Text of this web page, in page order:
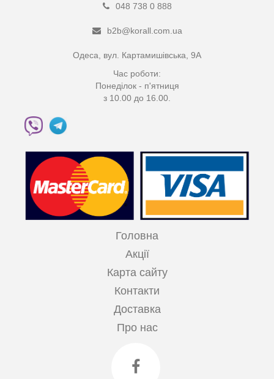
048 738 0 888
b2b@korall.com.ua
Одеса, вул. Картамишівська, 9А
Час роботи:
Понеділок - п'ятниця
з 10.00 до 16.00.
Головна
Акції
Карта сайту
Контакти
Доставка
Про нас